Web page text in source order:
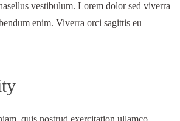
vestibulum. Lorem dolor sed viverra
enim. Viverra orci sagittis eu
quis nostrud exercitation ullamco